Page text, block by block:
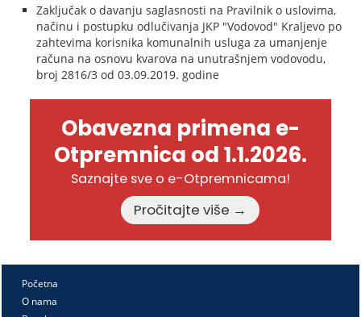
Zaključak o davanju saglasnosti na Pravilnik o uslovima,
načinu i postupku odlučivanja JKP "Vodovod" Kraljevo po
zahtevima korisnika komunalnih usluga za umanjenje
računa na osnovu kvarova na unutrašnjem vodovodu,
broj 2816/3 od 03.09.2019. godine
Obavezna primena e-
Otpremnica od 1.1.2026.
Saznajte sve o e-Otpremnicama!
Pročitajte više →
Početna
O nama